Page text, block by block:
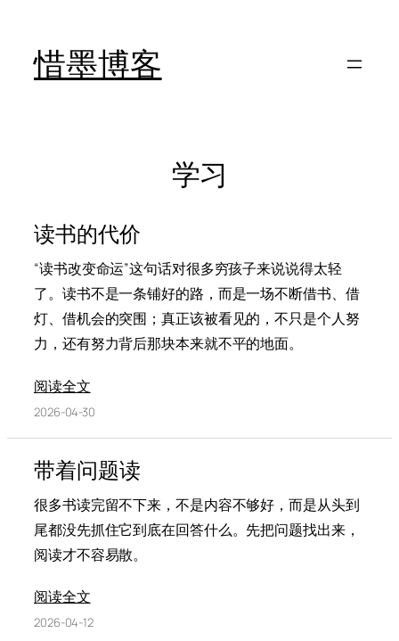
惜墨博客
学习
读书的代价
“读书改变命运”这句话对很多穷孩子来说说得太轻
了。读书不是一条铺好的路，而是一场不断借书、借
灯、借机会的突围；真正该被看见的，不只是个人努
力，还有努力背后那块本来就不平的地面。
阅读全文
2026-04-30
带着问题读
很多书读完留不下来，不是内容不够好，而是从头到
尾都没先抓住它到底在回答什么。先把问题找出来，
阅读才不容易散。
阅读全文
2026-04-12